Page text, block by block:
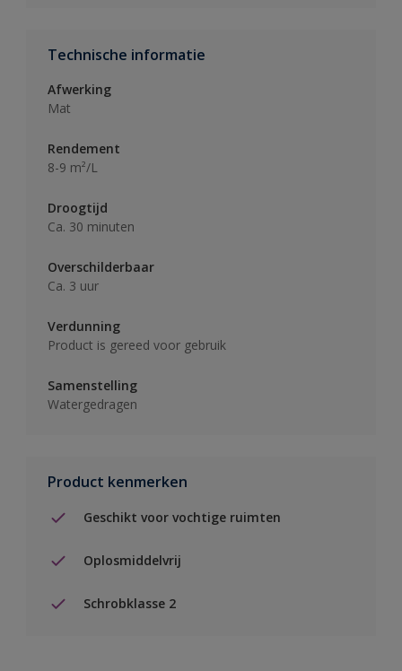
Technische informatie
Afwerking
Mat
Rendement
8-9 m²/L
Droogtijd
Ca. 30 minuten
Overschilderbaar
Ca. 3 uur
Verdunning
Product is gereed voor gebruik
Samenstelling
Watergedragen
Product kenmerken
Geschikt voor vochtige ruimten
Oplosmiddelvrij
Schrobklasse 2